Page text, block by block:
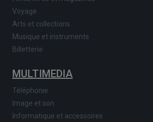
Voyage
Arts et collections
Musique et instruments
Billetterie
MULTIMEDIA
Téléphonie
Image et son
Informatique et accessoires